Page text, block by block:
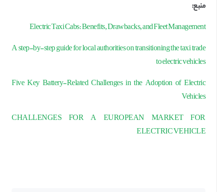
منبع:
Electric Taxi Cabs: Benefits, Drawbacks, and Fleet Management
A step-by-step guide for local authorities on transitioning the taxi trade
to electric vehicles
Five Key Battery-Related Challenges in the Adoption of Electric
Vehicles
CHALLENGES FOR A EUROPEAN MARKET FOR
ELECTRIC VEHICLE